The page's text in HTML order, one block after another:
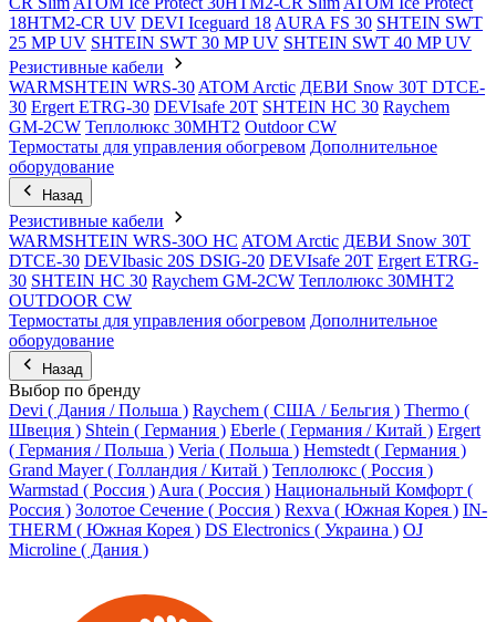
18HTM2-CR UV DEVI Iceguard 18 AURA FS 30 SHTEIN SWT
25 MP UV SHTEIN SWT 30 MP UV SHTEIN SWT 40 MP UV
Резистивные кабели
WARMSHTEIN WRS-30 ATOM Arctic ДЕВИ Snow 30T DTCE-
30 Ergert ETRG-30 DEVIsafe 20T SHTEIN HC 30 Raychem
GM-2CW Теплолюкс 30МНТ2 Outdoor CW
Термостаты для управления обогревом Дополнительное
оборудование
Назад
Резистивные кабели
WARMSHTEIN WRS-30O HC ATOM Arctic ДЕВИ Snow 30T
DTCE-30 DEVIbasic 20S DSIG-20 DEVIsafe 20T Ergert ETRG-
30 SHTEIN HC 30 Raychem GM-2CW Теплолюкс 30МНТ2
OUTDOOR CW
Термостаты для управления обогревом Дополнительное
оборудование
Назад
Выбор по бренду
Devi ( Дания / Польша ) Raychem ( США / Бельгия ) Thermo (
Швеция ) Shtein ( Германия ) Eberle ( Германия / Китай ) Ergert
( Германия / Польша ) Veria ( Польша ) Hemstedt ( Германия )
Grand Mayer ( Голландия / Китай ) Теплолюкс ( Россия )
Warmstad ( Россия ) Aura ( Россия ) Национальный Комфорт (
Россия ) Золотое Сечение ( Россия ) Rexva ( Южная Корея ) IN-
THERM ( Южная Корея ) DS Electronics ( Украина ) OJ
Microline ( Дания )